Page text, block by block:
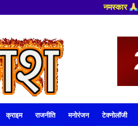
हमारे न्यूज पोर्टल - मे आपका स्वागत
क्राइम राजनीति मनोरंजन टेक्नोलॉजी